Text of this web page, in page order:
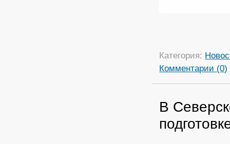
Категория:
Комментарии (0)
В